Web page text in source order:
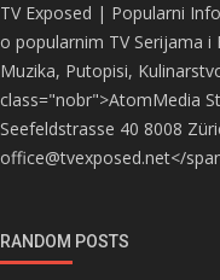
TV Exposed | Popularni
o popularnim TV Serijama
Muzika, Putopisi,
class="nobr">AtomMedia
Seefeldstrasse 40 8008
office@tvexposed.net</
RANDOM POSTS